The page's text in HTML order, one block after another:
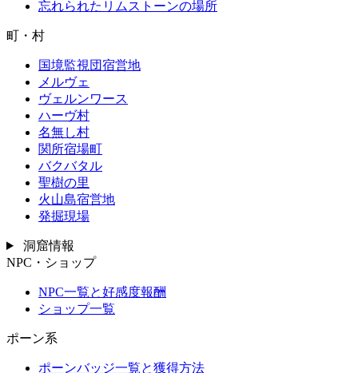
忘れられたリムストーンの場所
町・村
国境監視団宿営地
メルヴェ
ヴェルンワース
ハーヴ村
名無し村
関所宿場町
バクバタル
聖樹の里
火山島宿営地
発掘現場
洞窟情報
NPC・ショップ
NPC一覧と好感度報酬
ショップ一覧
ポーン系
ポーンバッジ一覧と獲得方法